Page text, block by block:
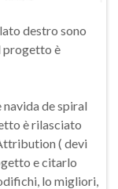
destro sono
progetto è
de spiral
è rilasciato
( devi
e citarlo
lo migliori,